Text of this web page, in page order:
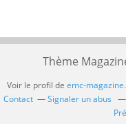
Thème
Voir le profil de emc-
Contact
Signaler un abus